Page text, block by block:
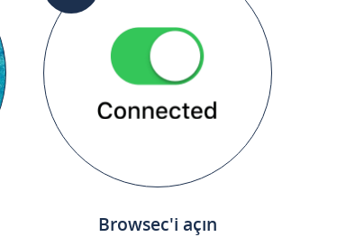
Browsec'i açın